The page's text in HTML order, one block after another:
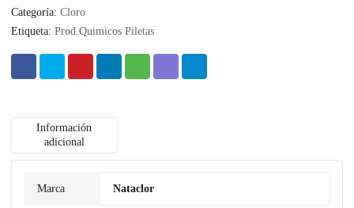
Categoría: Cloro
Etiqueta: Prod.Quimicos Piletas
Información
adicional
Marca Nataclor